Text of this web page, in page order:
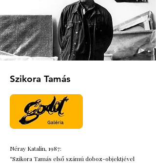
Szikora Tamás
Néray Katalin, 1987:
“Szikora Tamás első számú doboz-objektjével